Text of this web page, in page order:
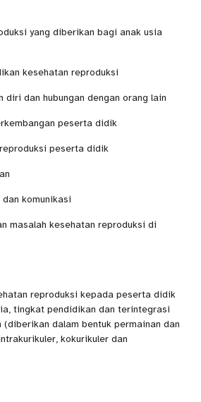
yang diberikan bagi anak usia
kesehatan reproduksi
diri dan hubungan dengan orang lain
peserta didik
peserta didik
komunikasi
masalah kesehatan reproduksi di
reproduksi kepada peserta didik
tingkat pendidikan dan terintegrasi
dalam bentuk permainan dan
kokurikuler dan